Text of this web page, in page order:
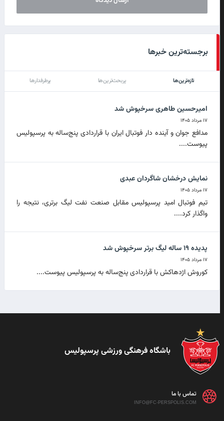
برجسته‌ترین خبرها
تازه‌ترین‌ها پربحث‌ترین‌ها پرطرفدارها
امیرحسین طاهری سرخپوش شد
۱۷ مرداد ۱۴۰۵
مدافع جوان و آینده دار فوتبال ایران با قراردادی پنج‌ساله به پرسپولیس
پیوست....
نمایش درخشان شاگردان عبدی
۱۷ مرداد ۱۴۰۵
تیم فوتبال امید پرسپولیس مقابل صنعت نفت لیگ برتری، نتیجه را
واگذار کرد....
پدیده ۱۹ ساله لیگ برتر سرخپوش شد
۱۷ مرداد ۱۴۰۵
کوروش اژدهاکش با قراردادی پنج‌ساله به پرسپولیس پیوست....
باشگاه فرهنگی ورزشی پرسپولیس
تماس با ما
INFO@FC-PERSPOLIS.COM